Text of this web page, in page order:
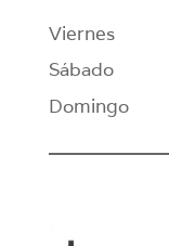
Viernes
Sábado
Domingo